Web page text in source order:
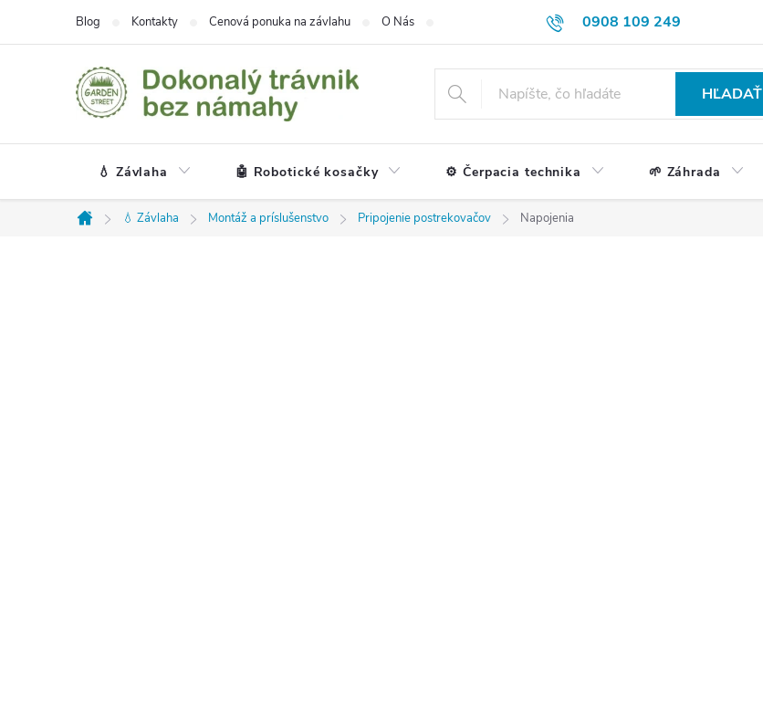
0908 109 249
Blog Kontakty Cenová ponuka na závlahu O Nás Formulár na reklamácie a vrátenie tovaru
HĽADAŤ
💧 Závlaha 🤖 Robotické kosačky ⚙️ Čerpacia technika 🌱 Záhrada
Domov
💧 Závlaha Montáž a príslušenstvo Pripojenie postrekovačov Napojenia